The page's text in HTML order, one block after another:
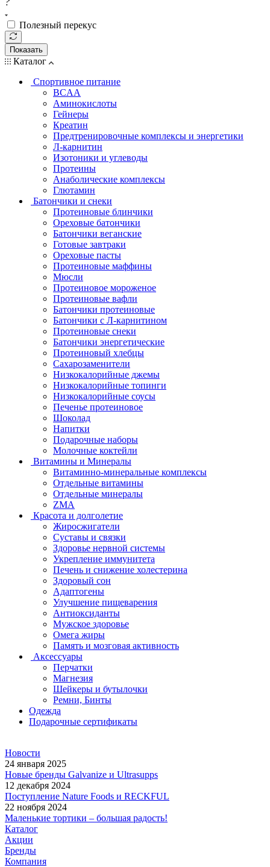
Полезный перекус
Показать
Каталог
Спортивное питание
BCAA
Аминокислоты
Гейнеры
Креатин
Предтренировочные комплексы и энергетики
Л-карнитин
Изотоники и углеводы
Протеины
Анаболические комплексы
Глютамин
Батончики и снеки
Протеиновые блинчики
Ореховые батончики
Батончики веганские
Готовые завтраки
Ореховые пасты
Протеиновые маффины
Мюсли
Протеиновое мороженое
Протеиновые вафли
Батончики протеиновые
Батончики с Л-карнитином
Протеиновые снеки
Батончики энергетические
Протеиновый хлебцы
Сахарозаменители
Низкокалорийные джемы
Низкокалорийные топинги
Низкокалорийные соусы
Печенье протеиновое
Шоколад
Напитки
Подарочные наборы
Молочные коктейли
Витамины и Минералы
Витаминно-минеральные комплексы
Отдельные витамины
Отдельные минералы
ZMA
Красота и долголетие
Жиросжигатели
Суставы и связки
Здоровье нервной системы
Укрепление иммунитета
Печень и снижение холестерина
Здоровый сон
Адаптогены
Улучшение пищеварения
Антиоксиданты
Мужское здоровье
Омега жиры
Память и мозговая активность
Аксессуары
Перчатки
Магнезия
Шейкеры и бутылочки
Ремни, Бинты
Одежда
Подарочные сертификаты
Новости
24 января 2025
Новые бренды Galvanize и Ultrasupps
12 декабря 2024
Поступление Nature Foods и RECKFUL
22 ноября 2024
Маленькие тортики – большая радость!
Каталог
Акции
Бренды
Компания